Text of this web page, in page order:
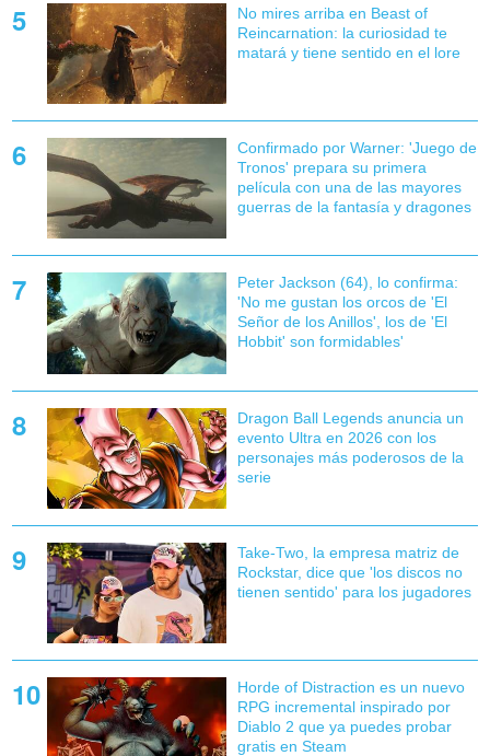
No mires arriba en Beast of
Reincarnation: la curiosidad te
matará y tiene sentido en el lore
Confirmado por Warner: 'Juego de
Tronos' prepara su primera
película con una de las mayores
guerras de la fantasía y dragones
Peter Jackson (64), lo confirma:
'No me gustan los orcos de 'El
Señor de los Anillos', los de 'El
Hobbit' son formidables'
Dragon Ball Legends anuncia un
evento Ultra en 2026 con los
personajes más poderosos de la
serie
Take-Two, la empresa matriz de
Rockstar, dice que 'los discos no
tienen sentido' para los jugadores
Horde of Distraction es un nuevo
RPG incremental inspirado por
Diablo 2 que ya puedes probar
gratis en Steam